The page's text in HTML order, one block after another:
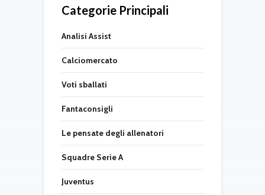
Categorie Principali
Analisi Assist
Calciomercato
Voti sballati
Fantaconsigli
Le pensate degli allenatori
Squadre Serie A
Juventus